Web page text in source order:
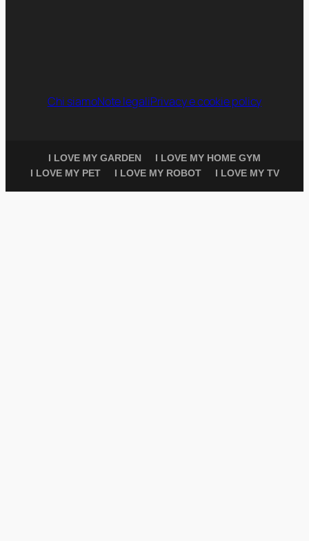
Chi siamoNote legaliPrivacy e cookie policy
I LOVE MY GARDEN
I LOVE MY HOME GYM
I LOVE MY PET
I LOVE MY ROBOT I LOVE MY TV